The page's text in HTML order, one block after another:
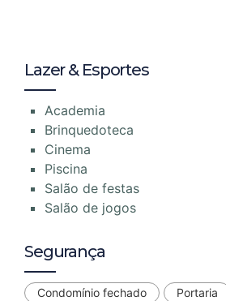
Lazer & Esportes
Academia
Brinquedoteca
Cinema
Piscina
Salão de festas
Salão de jogos
Segurança
Condomínio fechado Portaria